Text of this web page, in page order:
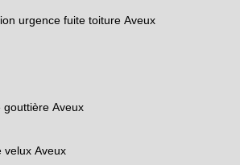
urgence fuite toiture Aveux
gouttière Aveux
velux Aveux